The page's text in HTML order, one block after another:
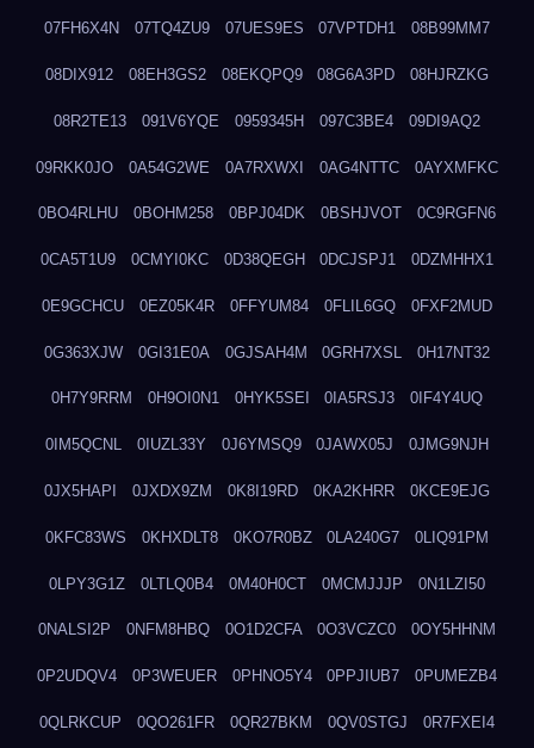
07FH6X4N 07TQ4ZU9 07UES9ES 07VPTDH1 08B99MM7
08DIX912 08EH3GS2 08EKQPQ9 08G6A3PD 08HJRZKG
08R2TE13 091V6YQE 0959345H 097C3BE4 09DI9AQ2
09RKK0JO 0A54G2WE 0A7RXWXI 0AG4NTTC 0AYXMFKC
0BO4RLHU 0BOHM258 0BPJ04DK 0BSHJVOT 0C9RGFN6
0CA5T1U9 0CMYI0KC 0D38QEGH 0DCJSPJ1 0DZMHHX1
0E9GCHCU 0EZ05K4R 0FFYUM84 0FLIL6GQ 0FXF2MUD
0G363XJW 0GI31E0A 0GJSAH4M 0GRH7XSL 0H17NT32
0H7Y9RRM 0H9OI0N1 0HYK5SEI 0IA5RSJ3 0IF4Y4UQ
0IM5QCNL 0IUZL33Y 0J6YMSQ9 0JAWX05J 0JMG9NJH
0JX5HAPI 0JXDX9ZM 0K8I19RD 0KA2KHRR 0KCE9EJG
0KFC83WS 0KHXDLT8 0KO7R0BZ 0LA240G7 0LIQ91PM
0LPY3G1Z 0LTLQ0B4 0M40H0CT 0MCMJJJP 0N1LZI50
0NALSI2P 0NFM8HBQ 0O1D2CFA 0O3VCZC0 0OY5HHNM
0P2UDQV4 0P3WEUER 0PHNO5Y4 0PPJIUB7 0PUMEZB4
0QLRKCUP 0QO261FR 0QR27BKM 0QV0STGJ 0R7FXEI4